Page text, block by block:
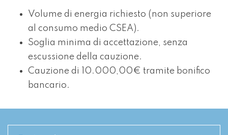
Volume di energia richiesto (non superiore
al consumo medio CSEA).
Soglia minima di accettazione, senza
escussione della cauzione.
Cauzione di 10.000,00€ tramite bonifico
bancario.